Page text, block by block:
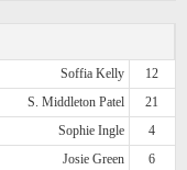
Soffia Kelly
12
S. Middleton Patel
21
Sophie Ingle
4
Josie Green
6